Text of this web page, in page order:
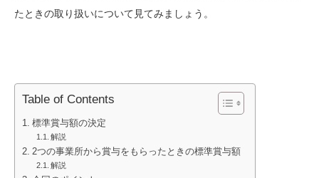
たときの取り扱いについて見てみましょう。
Table of Contents
標準賞与額の決定
解説
2つの事業所から賞与をもらったときの標準賞与額
解説